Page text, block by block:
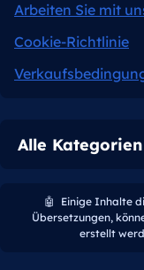
Arbeiten Sie mit
Cookie-Richtlinie
Alle Kategorien
🤖
Einige Inhalte
Übersetzungen,
erstellt